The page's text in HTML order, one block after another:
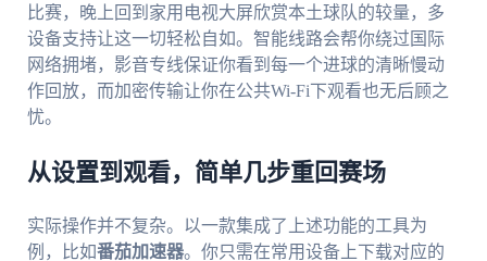
比赛，晚上回到家用电视大屏欣赏本土球队的较量，多
设备支持让这一切轻松自如。智能线路会帮你绕过国际
网络拥堵，影音专线保证你看到每一个进球的清晰慢动
作回放，而加密传输让你在公共Wi-Fi下观看也无后顾之
忧。
从设置到观看，简单几步重回赛场
实际操作并不复杂。以一款集成了上述功能的工具为
例，比如番茄加速器。你只需在常用设备上下载对应的